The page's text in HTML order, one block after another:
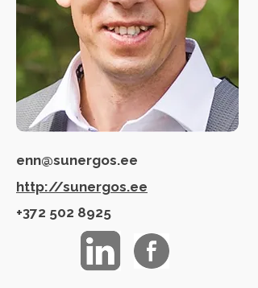
enn@sunergos.ee
http://sunergos.ee
+372 502 8925